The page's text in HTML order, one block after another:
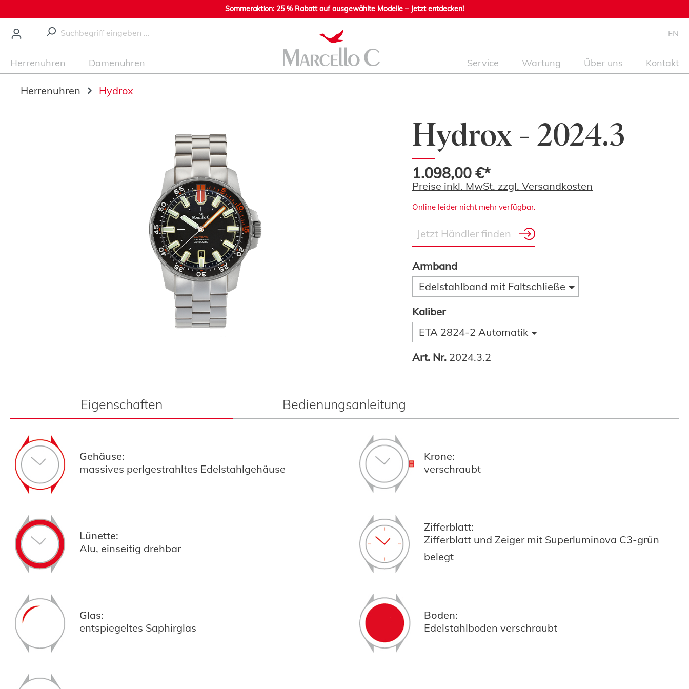
Sommeraktion: 25 % Rabatt auf ausgewählte Modelle – Jetzt entdecken!
EN
Herrenuhren Damenuhren Service Wartung Über uns Kontakt
Herrenuhren Hydrox
Hydrox - 2024.3
1.098,00 €*
Preise inkl. MwSt. zzgl. Versandkosten
Online leider nicht mehr verfügbar.
Armband
Edelstahlband mit Faltschließe
Kaliber
ETA 2824-2 Automatik
Art. Nr. 2024.3.2
Eigenschaften Bedienungsanleitung
Gehäuse:
massives perlgestrahltes Edelstahlgehäuse
Krone:
verschraubt
Lünette:
Alu, einseitig drehbar
Zifferblatt:
Zifferblatt und Zeiger mit Superluminova C3-grün
belegt
Glas:
entspiegeltes Saphirglas
Boden:
Edelstahlboden verschraubt